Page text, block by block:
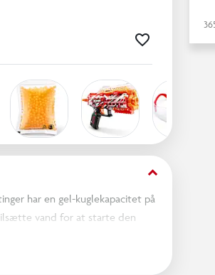
keyboard_arrow_down
har en gel-kuglekapacitet på
vand for at starte den